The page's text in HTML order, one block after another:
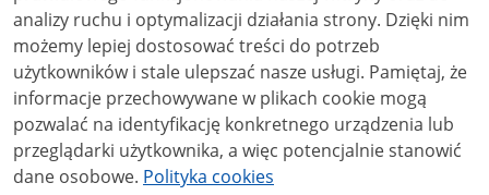
analizy ruchu i optymalizacji działania strony. Dzięki nim
możemy lepiej dostosować treści do potrzeb
użytkowników i stale ulepszać nasze usługi. Pamiętaj, że
informacje przechowywane w plikach cookie mogą
pozwalać na identyfikację konkretnego urządzenia lub
przeglądarki użytkownika, a więc potencjalnie stanowić
dane osobowe. Polityka cookies